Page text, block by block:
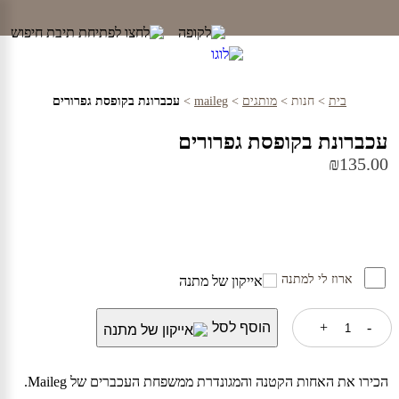
content
בית > חנות > מותגים >
maileg
> עכברונת בקופסת גפרורים
עכברונת בקופסת גפרורים
₪135.00
ארוז לי למתנה
כמות
של
עכברונת
גפרורים
-
+ הוסף לסל
הכירו את האחות הקטנה והמגונדרת ממשפחת העכברים של Maileg.